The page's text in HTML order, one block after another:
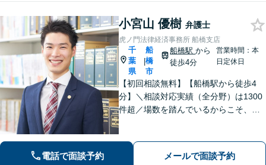
小宮山 優樹 弁護士
虎ノ門法律経済事務所 船橋支店
千
葉
県
|
船
橋
市
船橋駅から
徒歩4分
営業時間：本
日定休日
【初回相談無料】【船橋駅から徒歩4
分】＼相談対応実績（全分野）は1300
件超／場数を踏んでいるからこそ、相
ます。離婚問題・刑事事件・相続遺言
などでお悩みの方はお気軽にご相談く
電話で面談予約 メールで面談予約